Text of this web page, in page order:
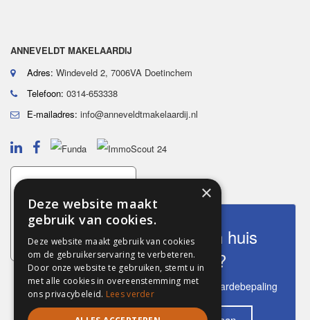
Wat is mijn huis
waard?
Ontvang een gratis waardebepaling
ANNEVELDT MAKELAARDIJ
Adres: Windeveld 2, 7006VA Doetinchem
Telefoon: 0314-653338
E-mailadres: info@anneveldtmakelaardij.nl
×
Deze website maakt
gebruik van cookies.
Deze website maakt gebruik van cookies
om de gebruikerservaring te verbeteren.
Door onze website te gebruiken, stemt u in
met alle cookies in overeenstemming met
ons privacybeleid. Lees verder